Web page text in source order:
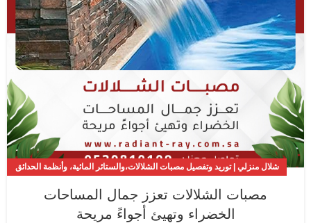
شلال منزلي | توريد وتفصيل مصبات الشلالات،والستائر المائية، وأنظمة الحدائق
,مصبات الشلال | حوّل حديقتك إلى واحة من الاسترخاء والفخامة
مصبات الشلالات تعزز جمال المساحات
الخضراء وتهيئ أجواءً مريحة